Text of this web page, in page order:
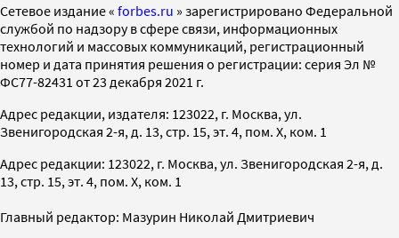
Cетевое издание « forbes.ru » зарегистрировано Федеральной
службой по надзору в сфере связи, информационных
технологий и массовых коммуникаций, регистрационный
номер и дата принятия решения о регистрации: серия Эл №
ФС77-82431 от 23 декабря 2021 г.
Адрес редакции, издателя: 123022, г. Москва, ул.
Звенигородская 2-я, д. 13, стр. 15, эт. 4, пом. X, ком. 1
Адрес редакции: 123022, г. Москва, ул. Звенигородская 2-я, д.
13, стр. 15, эт. 4, пом. X, ком. 1
Главный редактор: Мазурин Николай Дмитриевич